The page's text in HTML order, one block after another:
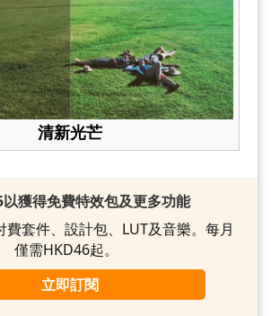
清新光芒
獲得免費特效包及更多功能
費套件、設計包、LUT及音樂。每月
僅需HKD46起。
立即訂閱